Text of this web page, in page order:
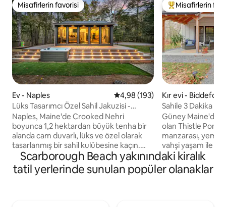
Misafirlerin favorisi
Misafirlerin favorisi
Ev - Naples 5 üzerinden ortalama 4,98
4,98 (193)
Lüks Tasarımcı Özel Sahil Jakuzisi -
Gözlerden Uzak
Naples, Maine'de Crooked Nehri
boyunca 1,2 hektardan büyük tenha bir
alanda cam duvarlı, lüks ve özel olarak
tasarlanmış bir sahil kulübesine kaçın.
Nehir etrafınızı sararak tam bir
mahremiyet, size ait kumlu bir plaj,
Sebago Gölü'ne doğrudan erişim
Misafirlerin
Misafirlerin
Kır evi - Biddeford
Sahile 3 Dakika
ve Kulübe
Güney Maine'de
olan Thistle Pond
manzarası,
vahşi yaşam ile 2
alan bu yer,
dakika
mutfağımızdan
Scarborough Beach yakınındaki kiralık
tatil yerlerinde sunulan popüler olanaklar